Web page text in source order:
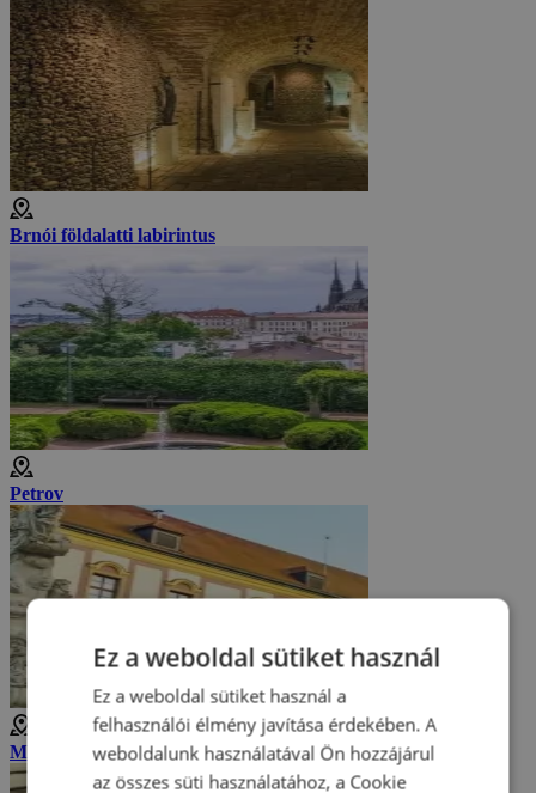
Brnói földalatti labirintus
Petrov
Morva Múzeum
Ez a weboldal sütiket használ
Ez a weboldal sütiket használ a
felhasználói élmény javítása érdekében. A
weboldalunk használatával Ön hozzájárul
az összes süti használatához, a Cookie